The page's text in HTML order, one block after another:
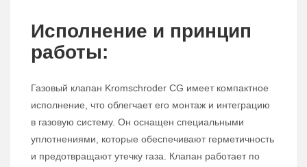
Исполнение и принцип
работы:
Газовый клапан Kromschroder CG имеет компактное
исполнение, что облегчает его монтаж и интеграцию
в газовую систему. Он оснащен специальными
уплотнениями, которые обеспечивают герметичность
и предотвращают утечку газа. Клапан работает по